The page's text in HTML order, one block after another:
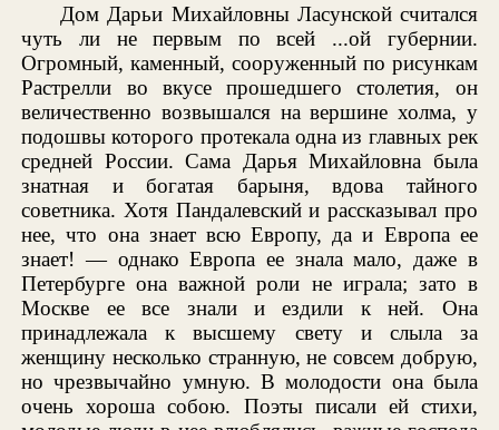
Дом Дарьи Михайловны Ласунской считался
чуть ли не первым по всей ...ой губернии.
Огромный, каменный, сооруженный по рисункам
Растрелли во вкусе прошедшего столетия, он
величественно возвышался на вершине холма, у
подошвы которого протекала одна из главных рек
средней России. Сама Дарья Михайловна была
знатная и богатая барыня, вдова тайного
советника. Хотя Пандалевский и рассказывал про
нее, что она знает всю Европу, да и Европа ее
знает! — однако Европа ее знала мало, даже в
Петербурге она важной роли не играла; зато в
Москве ее все знали и ездили к ней. Она
принадлежала к высшему свету и слыла за
женщину несколько странную, не совсем добрую,
но чрезвычайно умную. В молодости она была
очень хороша собою. Поэты писали ей стихи,